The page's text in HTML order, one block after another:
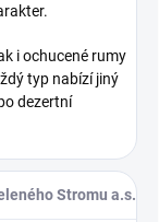
i ochucené rumy
typ nabízí jiný
dezertní
Stromu a.s.